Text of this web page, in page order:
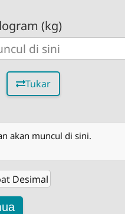
(kg)
Tukar
akan muncul di sini.
Desimal